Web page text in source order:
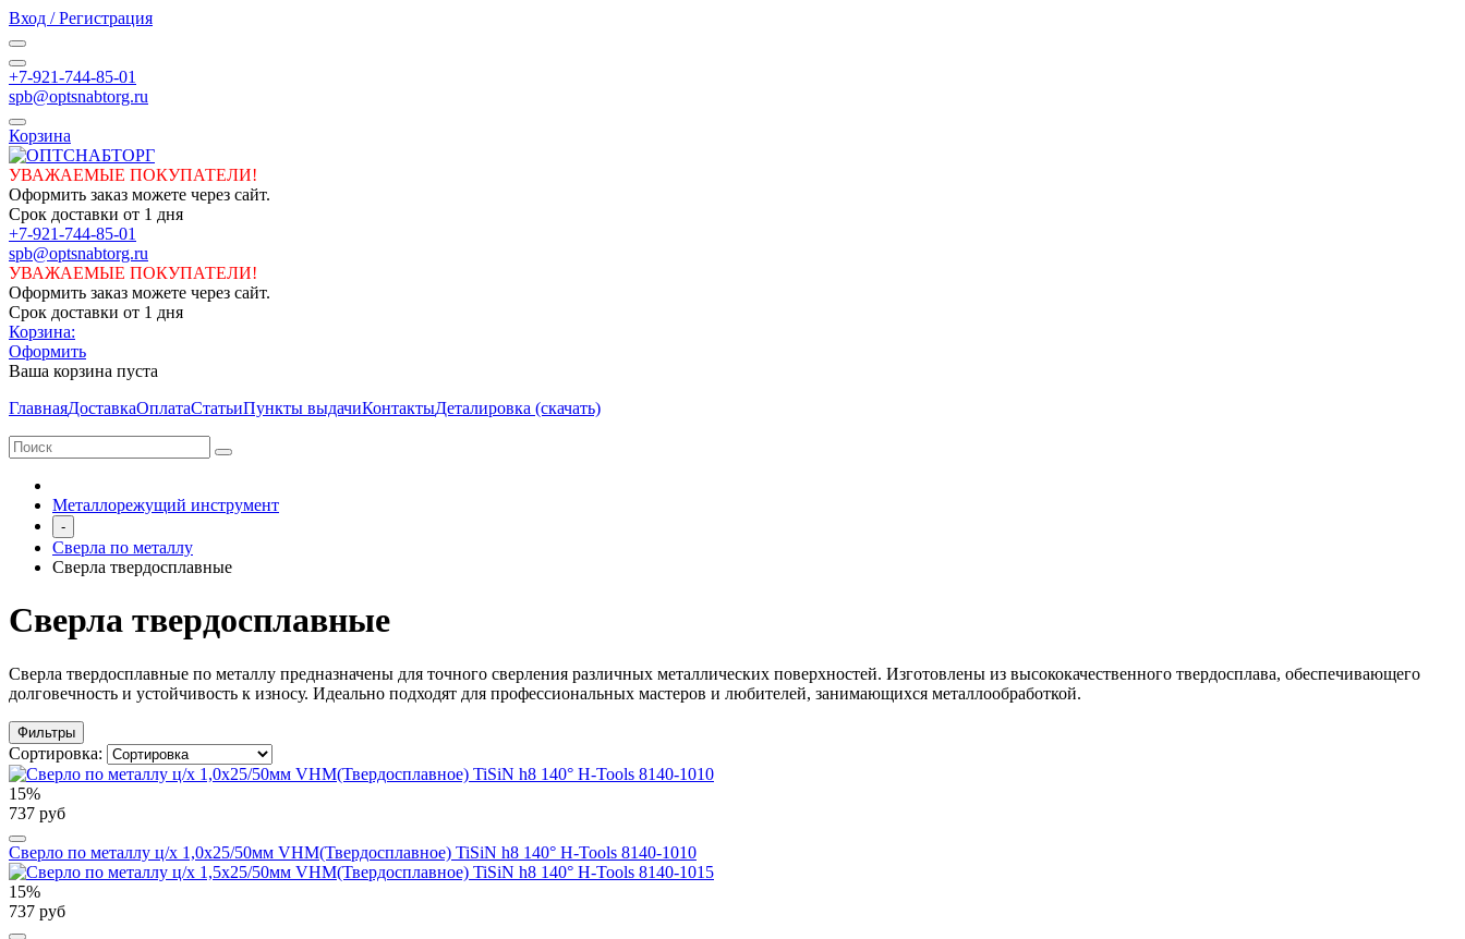
Вход / Регистрация
+7-921-744-85-01
spb@optsnabtorg.ru
Корзина
УВАЖАЕМЫЕ ПОКУПАТЕЛИ!
Оформить заказ можете через сайт.
Срок доставки от 1 дня
+7-921-744-85-01
spb@optsnabtorg.ru
УВАЖАЕМЫЕ ПОКУПАТЕЛИ!
Оформить заказ можете через сайт.
Срок доставки от 1 дня
Корзина:
Оформить
Ваша корзина пуста
ГлавнаяДоставкаОплатаСтатьиПункты выдачиКонтактыДеталировка (скачать)
Металлорежущий инструмент
-
Сверла по металлу
Сверла твердосплавные
Сверла твердосплавные
Сверла твердосплавные по металлу предназначены для точного сверления различных металлических поверхностей. Изготовлены из высококачественного твердосплава, обеспечивающего
долговечность и устойчивость к износу. Идеально подходят для профессиональных мастеров и любителей, занимающихся металлообработкой.
Фильтры
Сортировка:
15%
737 руб
Сверло по металлу ц/х 1,0x25/50мм VHM(Твердосплавное) TiSiN h8 140° H-Tools 8140-1010
15%
737 руб